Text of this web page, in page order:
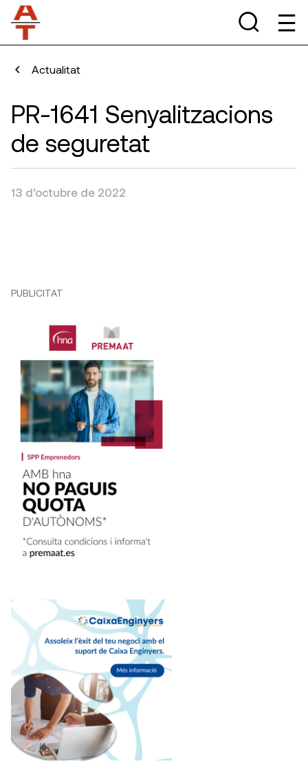
Actualitat
PR-1641 Senyalitzacions
de seguretat
13 d’octubre de 2022
PUBLICITAT